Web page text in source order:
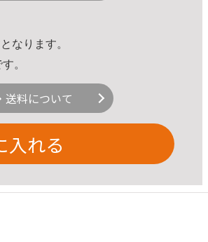
なります。
。
送料について
入れる